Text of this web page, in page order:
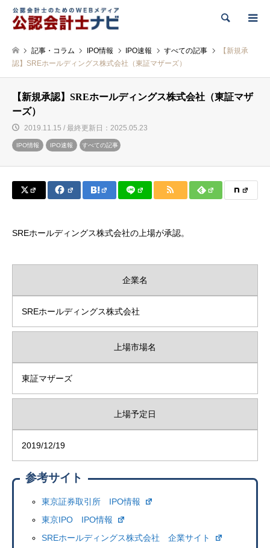
検索
記事・コラム IPO情報 IPO速報 すべての記事
【新規承
認】SREホールディングス株式会社（東証マザーズ）
【新規承認】SREホールディングス株式会社（東証マザ
ーズ）
2019.11.15 / 最終更新日：2025.05.23
IPO情報 IPO速報 すべての記事
SREホールディングス株式会社の上場が承認。
企業名
SREホールディングス株式会社
上場市場名
東証マザーズ
上場予定日
2019/12/19
参考サイト
東京証券取引所 IPO情報
東京IPO IPO情報
SREホールディングス株式会社 企業サイト